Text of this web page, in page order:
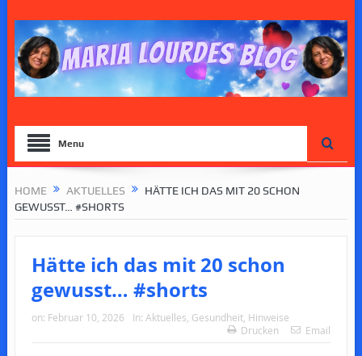
Menu
HOME AKTUELLES
HÄTTE ICH DAS MIT 20 SCHON
GEWUSST… #SHORTS
Hätte ich das mit 20 schon
gewusst… #shorts
on: Februar 10, 2026 In: Aktuelles, Gesundheit, Hinweise
Drucken
Email